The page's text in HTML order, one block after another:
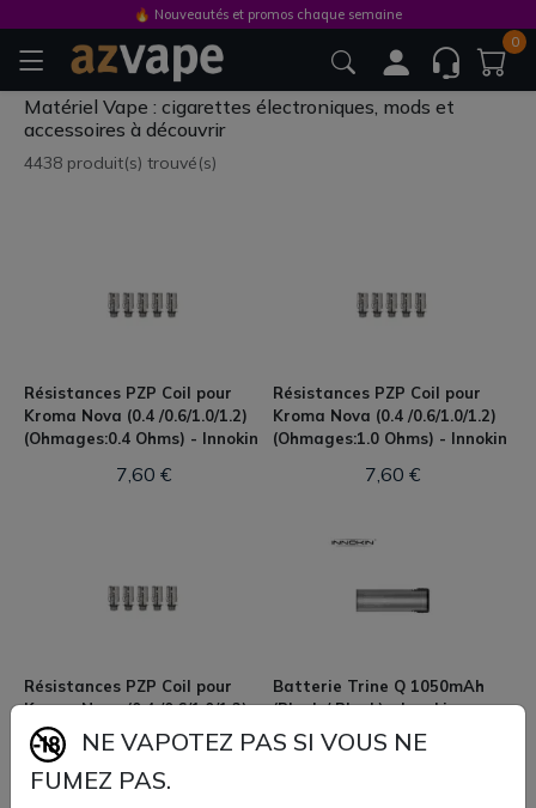
0
Matériel Vape : cigarettes électroniques, mods et
accessoires à découvrir
4438 produit(s) trouvé(s)
Résistances PZP Coil pour
Kroma Nova (0.4 /0.6/1.0/1.2)
(Ohmages:0.4 Ohms) - Innokin
7,60 €
Résistances PZP Coil pour
Kroma Nova (0.4 /0.6/1.0/1.2)
(Ohmages:1.0 Ohms) - Innokin
7,60 €
Résistances PZP Coil pour
Kroma Nova (0.4 /0.6/1.0/1.2)
(Ohmages:1.2 Ohms) - Innokin
7,60 €
Batterie Trine Q 1050mAh
(Black / Black) - Innokin
7,60 €
🔥 Nouveautés et promos chaque semaine
NE VAPOTEZ PAS SI VOUS NE
FUMEZ PAS.